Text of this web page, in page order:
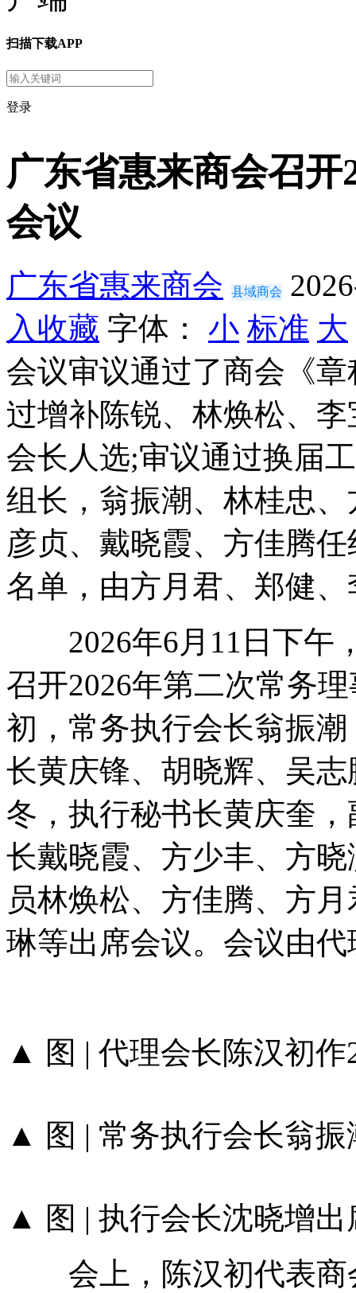
扫描下载APP
登录
广东省惠来商会召
会议
广东省惠来商会 县域商会
入收藏 字体： 小 标准 大
会议审议通过了商会《
过增补陈锐、林焕松、
会长人选;审议通过换届
组长，翁振潮、林桂忠
彦贞、戴晓霞、方佳腾
名单，由方月君、郑健
2026年6月11日下午
召开2026年第二次常务
初，常务执行会长翁振
长黄庆锋、胡晓辉、吴
冬，执行秘书长黄庆奎
长戴晓霞、方少丰、方
员林焕松、方佳腾、方
琳等出席会议。会议由
▲ 图 | 代理会长陈汉初作
▲ 图 | 常务执行会长翁振
▲ 图 | 执行会长沈晓增出
会上，陈汉初代表商